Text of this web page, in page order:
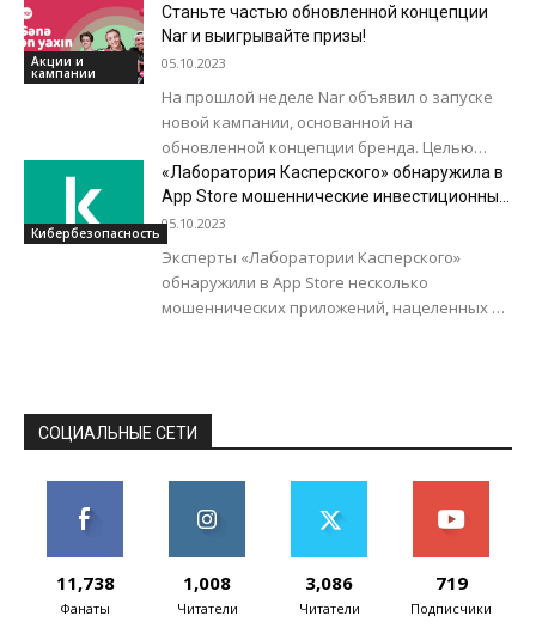
своей цели. К социальной инициативе уже
присоединились 1000 девушек в белых...
Акции и
кампании
Станьте частью обновленной концепции
Nar и выигрывайте призы!
05.10.2023
На прошлой неделе Nar объявил о запуске
новой кампании, основанной на
обновленной концепции бренда. Целью
этой кампании является демонстрация
разнообразных выгодных продуктов и
услуг...
Кибербезопасность
«Лаборатория Касперского» обнаружила в
App Store мошеннические инвестиционные
приложения
05.10.2023
Эксперты «Лаборатории Касперского»
обнаружили в App Store несколько
мошеннических приложений, нацеленных на
СОЦИАЛЬНЫЕ СЕТИ
11,738
Фанаты
1,008
Читатели
3,086
Читатели
719
Подписчики